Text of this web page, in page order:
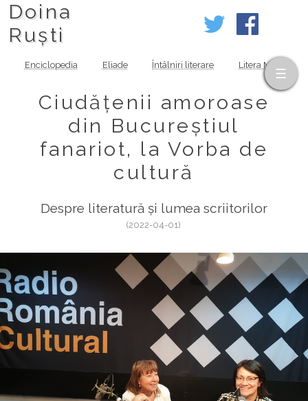
Doina
Ruști
Enciclopedia Eliade Întâlniri literare Litera MOV
Ciudățenii amoroase
din Bucureștiul
fanariot, la Vorba de
cultură
Despre literatură și lumea scriitorilor
(2022-04-01)